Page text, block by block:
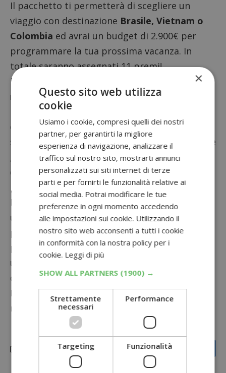
Il pacchetto ti permetterà di scegliere un
viaggio con destinazione Brasile, Vietnam o
Colombia ed avrai un budget di 2.900€ per
programmare la tua prossima vacanza. In
totale saranno assegnati 11 premi!
I prodotti promozionati sono tutte le
referenze Nescafé Dolce Gustoe per tentare
la fortuna ti basterà acquistare una o più
confezioni, registrarsi o fare il login nella
sezione PREMIO , compilare il form con il codice
gioco presente all’interno della confezione e
quindi scoprire immediatamente l’esito della
partecipazione: vincente o non vincente.
Potrai partecipare quante volte vorrai,
utilizzando ovviamente codici sempre diversi:
più acquisti, maggiori saranno le tue
possibilità di vincere un fantastico viaggio in
una delle destinazioni messe in palio nel
concorso.
Prima di partecipare, ricorda di consultare il
regolamento completo.
×
Questo sito web utilizza
cookie
Usiamo i cookie, compresi quelli dei nostri
partner, per garantirti la migliore
esperienza di navigazione, analizzare il
traffico sul nostro sito, mostrarti annunci
personalizzati sui siti internet di terze
parti e per fornirti le funzionalità relative ai
social media. Potrai modificare le tue
preferenze in ogni momento accedendo
alle impostazioni sui cookie. Utilizzando il
nostro sito web acconsenti a tutti i cookie
in conformità con la nostra policy per i
cookie. Leggi di più
SHOW ALL PARTNERS (1900) →
Strettamente
necessari
Performance
Targeting Funzionalità